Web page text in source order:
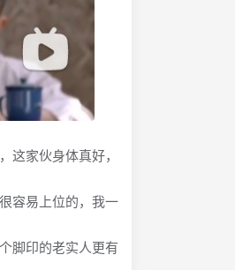
家伙身体真好，
容易上位的，我一
脚印的老实人更有